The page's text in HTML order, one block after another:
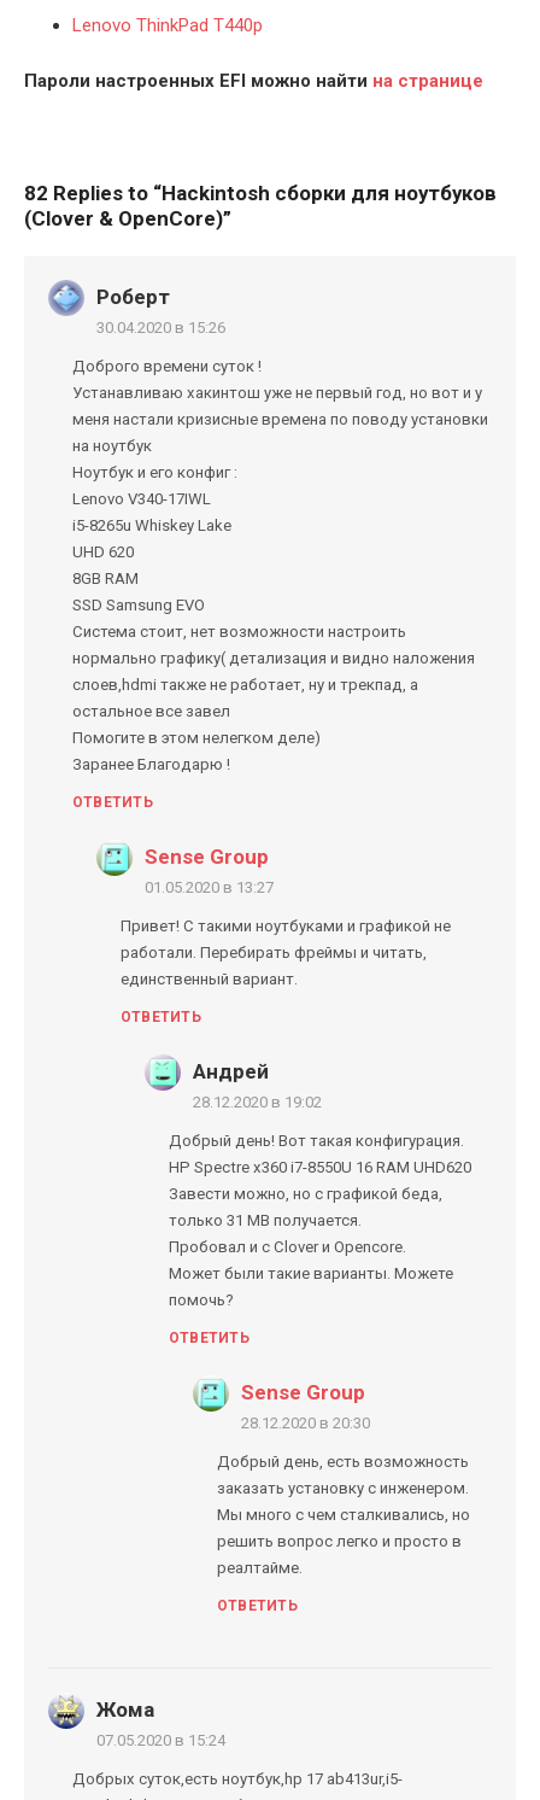
Lenovo ThinkPad T440p
Пароли настроенных EFI можно найти на странице
82 Replies to “Hackintosh сборки для ноутбуков
(Clover & OpenCore)”
Роберт
30.04.2020 в 15:26
Доброго времени суток !
Устанавливаю хакинтош уже не первый год, но вот и у
меня настали кризисные времена по поводу установки
на ноутбук
Ноутбук и его конфиг :
Lenovo V340-17IWL
i5-8265u Whiskey Lake
UHD 620
8GB RAM
SSD Samsung EVO
Система стоит, нет возможности настроить
нормально графику( детализация и видно наложения
слоев,hdmi также не работает, ну и трекпад, а
остальное все завел
Помогите в этом нелегком деле)
Заранее Благодарю !
ОТВЕТИТЬ
Sense Group
01.05.2020 в 13:27
Привет! С такими ноутбуками и графикой не
работали. Перебирать фреймы и читать,
единственный вариант.
ОТВЕТИТЬ
Андрей
28.12.2020 в 19:02
Добрый день! Вот такая конфигурация.
HP Spectre x360 i7-8550U 16 RAM UHD620
Завести можно, но с графикой беда,
только 31 МВ получается.
Пробовал и с Clover и Opencore.
Может были такие варианты. Можете
помочь?
ОТВЕТИТЬ
Sense Group
28.12.2020 в 20:30
Добрый день, есть возможность
заказать установку с инженером.
Мы много с чем сталкивались, но
решить вопрос легко и просто в
реалтайме.
ОТВЕТИТЬ
Жома
07.05.2020 в 15:24
Добрых суток,есть ноутбук,hp 17 ab413ur,i5-